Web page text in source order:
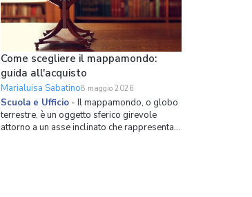
Come scegliere il mappamondo:
guida all'acquisto
Marialuisa Sabatino8 maggio 2026
Scuola e Ufficio- Il mappamondo, o globo
terrestre, è un oggetto sferico girevole
attorno a un asse inclinato che rappresenta